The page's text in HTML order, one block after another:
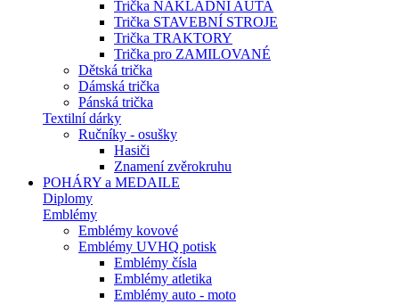
Trička NÁKLADNÍ AUTA
Trička STAVEBNÍ STROJE
Trička TRAKTORY
Trička pro ZAMILOVANÉ
Dětská trička
Dámská trička
Pánská trička
Textilní dárky
Ručníky - osušky
Hasiči
Znamení zvěrokruhu
POHÁRY a MEDAILE
Diplomy
Emblémy
Emblémy kovové
Emblémy UVHQ potisk
Emblémy čísla
Emblémy atletika
Emblémy auto - moto